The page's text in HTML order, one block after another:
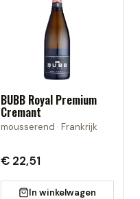
BUBB Royal Premium
Cremant
mousserend · Frankrijk
€ 22,51
In winkelwagen